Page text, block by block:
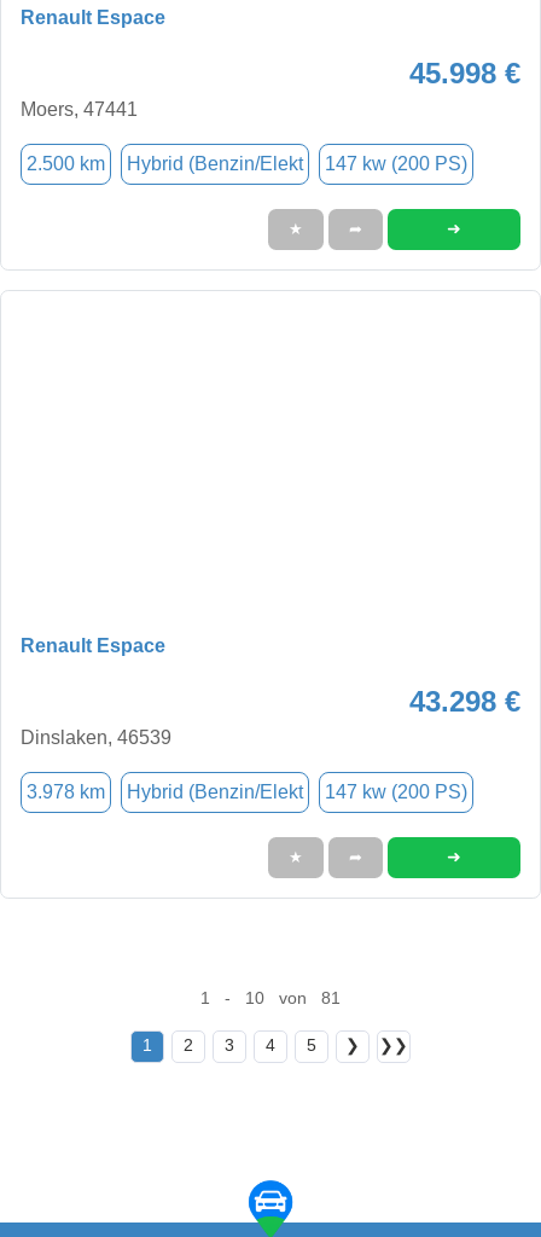
Renault Espace
45.998 €
Moers, 47441
2.500 km Hybrid (Benzin/Elekt 147 kw (200 PS)
★ ➦ ➜
Renault Espace
43.298 €
Dinslaken, 46539
3.978 km Hybrid (Benzin/Elekt 147 kw (200 PS)
★ ➦ ➜
1 - 10 von 81
1 2 3 4 5 ❯ ❯❯